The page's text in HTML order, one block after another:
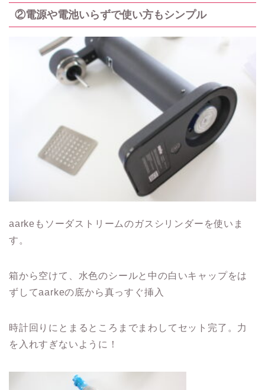
②電源や電池いらずで使い方もシンプル
aarkeもソーダストリームのガスシリンダーを使いま
す。
箱から空けて、水色のシールと中の白いキャップをは
ずしてaarkeの底から真っすぐ挿入
時計回りにとまるところまでまわしてセット完了。力
を入れすぎないように！